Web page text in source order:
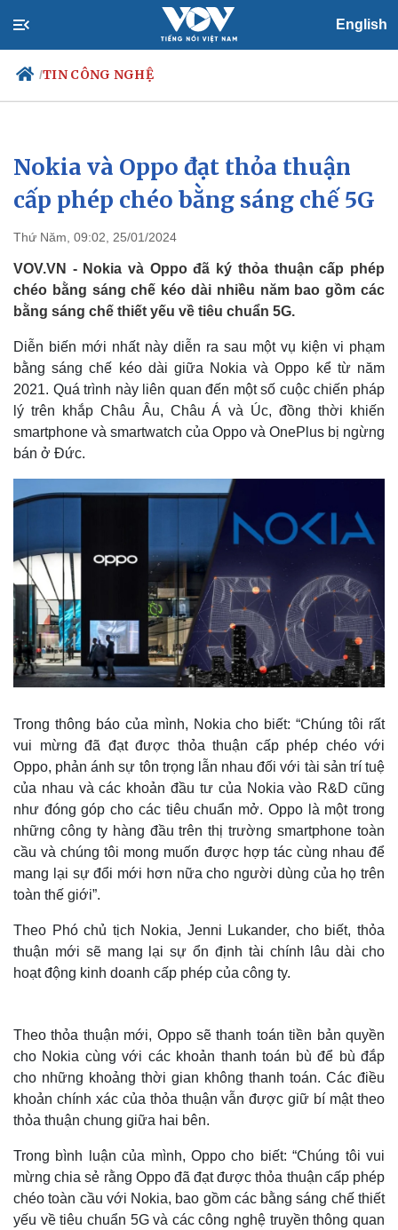
English
/TIN CÔNG NGHỆ
Chính trị
Đảng
Tổ chức nhân sự
Nhận diện sự thật
Xã hội
Dự báo thời tiết
Việc làm
Biển đảo
Nokia và Oppo đạt thỏa thuận
cấp phép chéo bằng sáng chế 5G
Thứ Năm, 09:02, 25/01/2024
VOV.VN - Nokia và Oppo đã ký thỏa thuận cấp phép
chéo bằng sáng chế kéo dài nhiều năm bao gồm các
bằng sáng chế thiết yếu về tiêu chuẩn 5G.
Diễn biến mới nhất này diễn ra sau một vụ kiện vi phạm
bằng sáng chế kéo dài giữa Nokia và Oppo kể từ năm
2021. Quá trình này liên quan đến một số cuộc chiến pháp
lý trên khắp Châu Âu, Châu Á và Úc, đồng thời khiến
smartphone và smartwatch của Oppo và OnePlus bị ngừng
bán ở Đức.
Trong thông báo của mình, Nokia cho biết: “Chúng tôi rất
vui mừng đã đạt được thỏa thuận cấp phép chéo với
Oppo, phản ánh sự tôn trọng lẫn nhau đối với tài sản trí tuệ
của nhau và các khoản đầu tư của Nokia vào R&D cũng
như đóng góp cho các tiêu chuẩn mở. Oppo là một trong
những công ty hàng đầu trên thị trường smartphone toàn
cầu và chúng tôi mong muốn được hợp tác cùng nhau để
mang lại sự đổi mới hơn nữa cho người dùng của họ trên
toàn thế giới”.
Theo Phó chủ tịch Nokia, Jenni Lukander, cho biết, thỏa
thuận mới sẽ mang lại sự ổn định tài chính lâu dài cho
hoạt động kinh doanh cấp phép của công ty.
Theo thỏa thuận mới, Oppo sẽ thanh toán tiền bản quyền
cho Nokia cùng với các khoản thanh toán bù để bù đắp
cho những khoảng thời gian không thanh toán. Các điều
khoản chính xác của thỏa thuận vẫn được giữ bí mật theo
thỏa thuận chung giữa hai bên.
Trong bình luận của mình, Oppo cho biết: “Chúng tôi vui
mừng chia sẻ rằng Oppo đã đạt được thỏa thuận cấp phép
chéo toàn cầu với Nokia, bao gồm các bằng sáng chế thiết
yếu về tiêu chuẩn 5G và các công nghệ truyền thông quan